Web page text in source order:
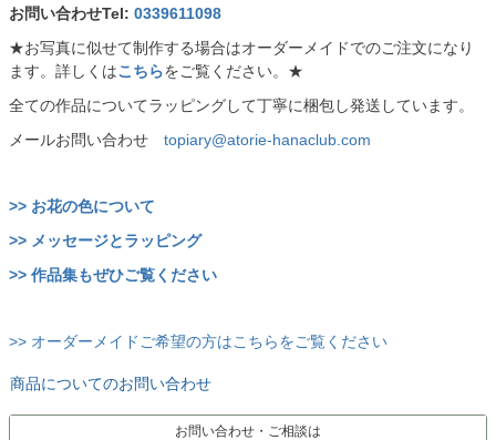
お問い合わせTel: 0339611098
★お写真に似せて制作する場合はオーダーメイドでのご注文になり
ます。詳しくはこちらをご覧ください。★
全ての作品についてラッピングして丁寧に梱包し発送しています。
メールお問い合わせ topiary@atorie-hanaclub.com
>> お花の色について
>> メッセージとラッピング
>> 作品集もぜひご覧ください
>> オーダーメイドご希望の方はこちらをご覧ください
商品についてのお問い合わせ
お問い合わせ・ご相談は